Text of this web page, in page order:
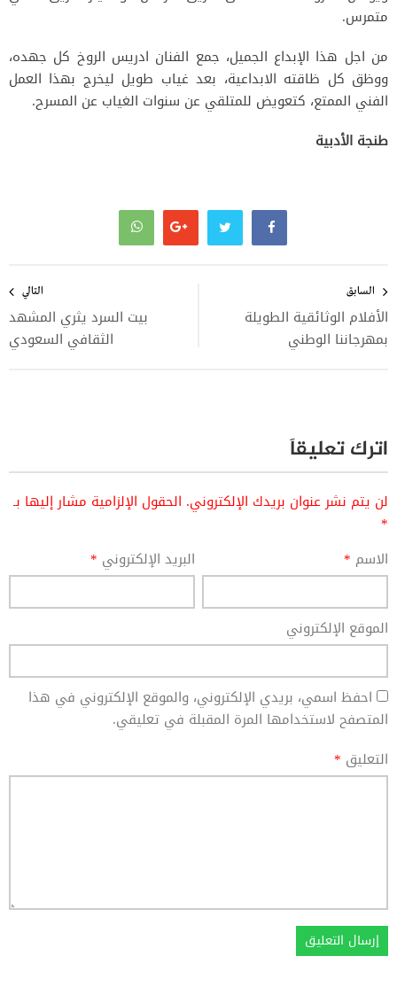
متمرس.
من اجل هذا الإبداع الجميل، جمع الفنان ادريس الروخ كل جهده،
ووظق كل ظاقته الابداعية، بعد غياب طويل ليخرج بهذا العمل
الفني الممتع، كتعويض للمتلقي عن سنوات الغياب عن المسرح.
طنجة الأدبية
المقالات
السابق
الأفلام الوثائقية الطويلة
بمهرجاننا الوطني
التالي
بيت السرد يثري المشهد
الثقافي السعودي
اترك تعليقاً
لن يتم نشر عنوان بريدك الإلكتروني. الحقول الإلزامية مشار إليها بـ
*
الاسم * البريد الإلكتروني *
الموقع الإلكتروني
احفظ اسمي، بريدي الإلكتروني، والموقع الإلكتروني في هذا
المتصفح لاستخدامها المرة المقبلة في تعليقي.
التعليق *